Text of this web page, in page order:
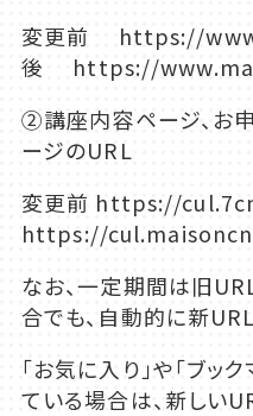
変更前 https://
後 https://
②講座内容ページ、お
ージのURL
変更前 https://
https://
なお、一定期間は旧
合でも、自動的に新
「お気に入り」や「ブッ
ている場合は、新しい